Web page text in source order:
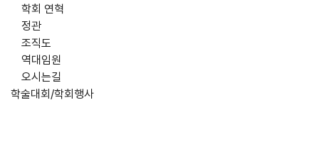
학회 연혁
정관
조직도
역대임원
오시는길
학술대회/학회행사